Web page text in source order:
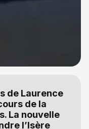
de Laurence
de la
La nouvelle
l’Isère